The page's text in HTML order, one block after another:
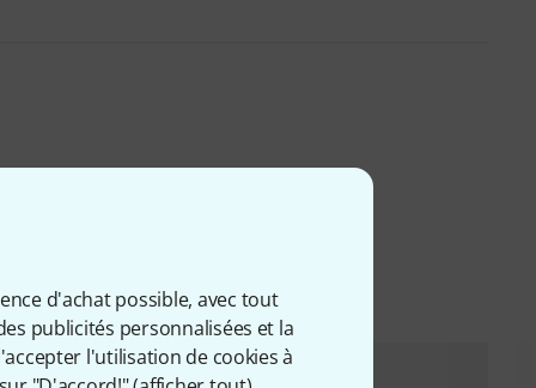
d'achat possible, avec tout
publicités personnalisées et la
l'utilisation de cookies à